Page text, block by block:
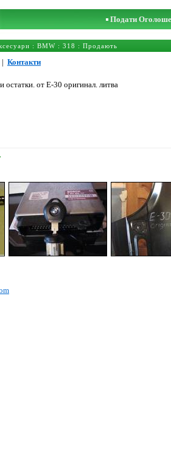
Подати
: BMW : 318 : Продають
| Контакти
от Е-30 оригинал. литва